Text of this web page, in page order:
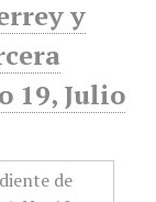
y
19, Julio